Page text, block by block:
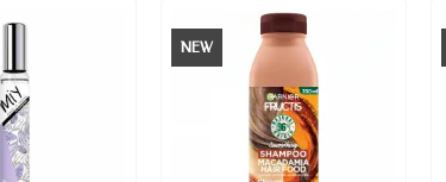
NEW